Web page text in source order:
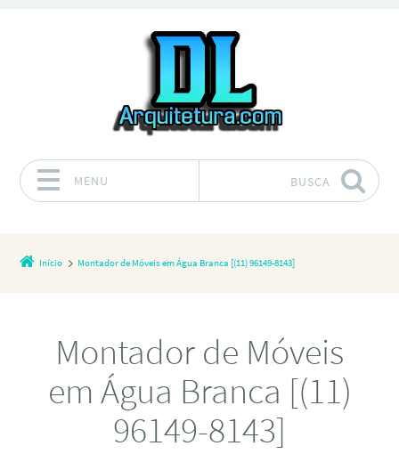
MENU BUSCA
Início Montador de Móveis em Água Branca [(11) 96149-8143]
Montador de Móveis
em Água Branca [(11)
96149-8143]